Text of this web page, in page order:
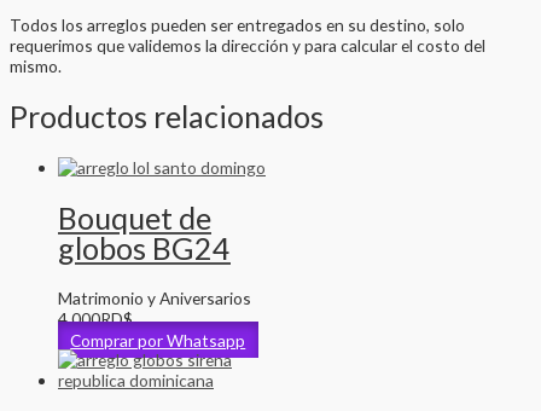
Todos los arreglos pueden ser entregados en su destino, solo
requerimos que validemos la dirección y para calcular el costo del
mismo.
Productos relacionados
Bouquet de
globos BG24
Matrimonio y Aniversarios
4,000RD$
Comprar por Whatsapp